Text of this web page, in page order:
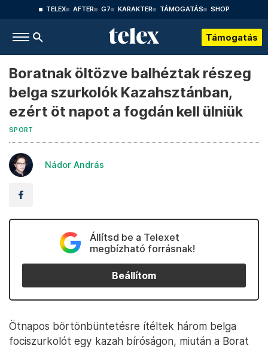
TELEX AFTER G7 KARAKTER TÁMOGATÁS SHOP
Támogatás
Boratnak öltözve balhéztak részeg
belga szurkolók Kazahsztánban,
ezért öt napot a fogdán kell ülniük
SPORT
Nádor András
Állítsd be a Telexet
megbízható forrásnak!
Beállítom
Ötnapos börtönbüntetésre ítéltek három belga
fociszurkolót egy kazah bíróságon, miután a Borat